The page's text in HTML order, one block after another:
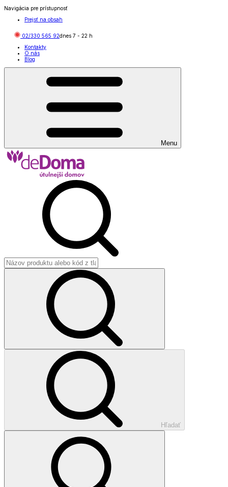
Navigácia pre prístupnosť
Prejsť na obsah
02/330 565 92dnes 7 - 22 h
Kontakty
O nás
Blog
Menu
Hľadať